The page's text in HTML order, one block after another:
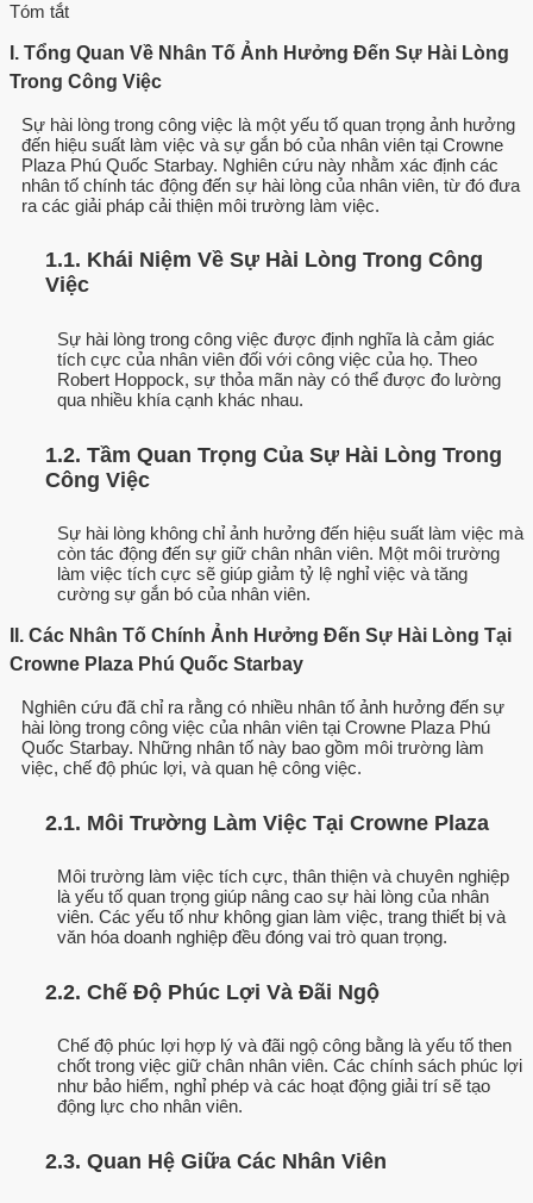
Tóm tắt
I. Tổng Quan Về Nhân Tố Ảnh Hưởng Đến Sự Hài Lòng
Trong Công Việc
Sự hài lòng trong công việc là một yếu tố quan trọng ảnh hưởng
đến hiệu suất làm việc và sự gắn bó của nhân viên tại Crowne
Plaza Phú Quốc Starbay. Nghiên cứu này nhằm xác định các
nhân tố chính tác động đến sự hài lòng của nhân viên, từ đó đưa
ra các giải pháp cải thiện môi trường làm việc.
1.1. Khái Niệm Về Sự Hài Lòng Trong Công
Việc
Sự hài lòng trong công việc được định nghĩa là cảm giác
tích cực của nhân viên đối với công việc của họ. Theo
Robert Hoppock, sự thỏa mãn này có thể được đo lường
qua nhiều khía cạnh khác nhau.
1.2. Tầm Quan Trọng Của Sự Hài Lòng Trong
Công Việc
Sự hài lòng không chỉ ảnh hưởng đến hiệu suất làm việc mà
còn tác động đến sự giữ chân nhân viên. Một môi trường
làm việc tích cực sẽ giúp giảm tỷ lệ nghỉ việc và tăng
cường sự gắn bó của nhân viên.
II. Các Nhân Tố Chính Ảnh Hưởng Đến Sự Hài Lòng Tại
Crowne Plaza Phú Quốc Starbay
Nghiên cứu đã chỉ ra rằng có nhiều nhân tố ảnh hưởng đến sự
hài lòng trong công việc của nhân viên tại Crowne Plaza Phú
Quốc Starbay. Những nhân tố này bao gồm môi trường làm
việc, chế độ phúc lợi, và quan hệ công việc.
2.1. Môi Trường Làm Việc Tại Crowne Plaza
Môi trường làm việc tích cực, thân thiện và chuyên nghiệp
là yếu tố quan trọng giúp nâng cao sự hài lòng của nhân
viên. Các yếu tố như không gian làm việc, trang thiết bị và
văn hóa doanh nghiệp đều đóng vai trò quan trọng.
2.2. Chế Độ Phúc Lợi Và Đãi Ngộ
Chế độ phúc lợi hợp lý và đãi ngộ công bằng là yếu tố then
chốt trong việc giữ chân nhân viên. Các chính sách phúc lợi
như bảo hiểm, nghỉ phép và các hoạt động giải trí sẽ tạo
động lực cho nhân viên.
2.3. Quan Hệ Giữa Các Nhân Viên